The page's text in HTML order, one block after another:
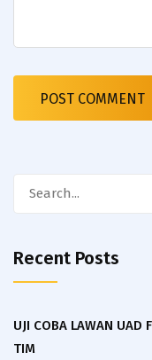
Recent Posts
UJI COBA LAWAN UAD
TIM